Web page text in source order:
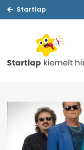
Startlap